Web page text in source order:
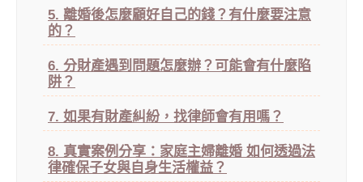
5. 離婚後怎麼顧好自己的錢？有什麼要注意
的？
6. 分財產遇到問題怎麼辦？可能會有什麼陷
阱？
7. 如果有財產糾紛，找律師會有用嗎？
8. 真實案例分享：家庭主婦離婚 如何透過法
律確保子女與自身生活權益？